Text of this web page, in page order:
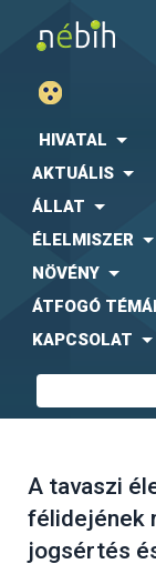
HIVATAL
AKTUÁLIS
ÁLLAT
ÉLELMISZER
NÖVÉNY
ÁTFOGÓ
KAPCSOLAT
A tavaszi
félidejének
jogsértés